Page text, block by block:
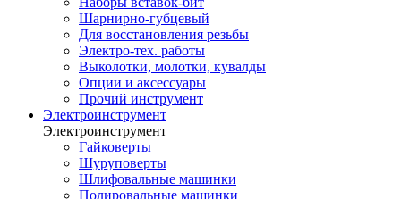
Шарнирно-губцевый
Для восстановления резьбы
Электро-тех. работы
Выколотки, молотки, кувалды
Опции и аксессуары
Прочий инструмент
Электроинструмент
Электроинструмент
Гайковерты
Шуруповерты
Шлифовальные машинки
Полировальные машинки